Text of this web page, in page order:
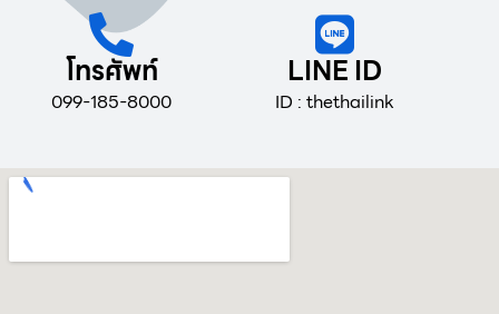
โทรศัพท์
099-185-8000
LINE ID
ID : thethailink